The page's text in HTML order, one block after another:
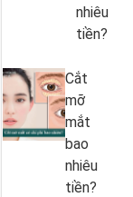
nhiêu
tiền?
Cắt
mỡ
mắt
bao
nhiêu
tiền?